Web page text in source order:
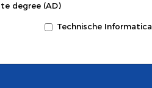
degree (AD)
Technische Informatica